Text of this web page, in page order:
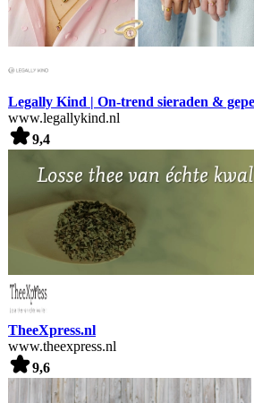
Legally Kind | On-trend sieraden &
www.legallykind.nl
9,4
TheeXpress.nl
www.theexpress.nl
9,6